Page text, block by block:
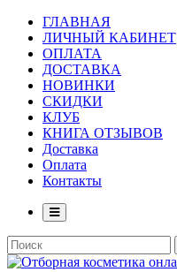
ГЛАВНАЯ
ЛИЧНЫЙ КАБИНЕТ
ОПЛАТА
ДОСТАВКА
НОВИНКИ
СКИДКИ
КЛУБ
КНИГА ОТЗЫВОВ
Доставка
Оплата
Контакты